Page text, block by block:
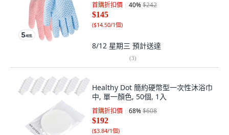
首購折扣價 40%$242
$145
($14.50/1個)
8/12 星期三 預計送達
(3)
Healthy Dot 簡約硬幣型一次性沐浴巾
中, 單一顏色, 50個, 1入
首購折扣價 68%$608
$192
($3.84/1個)